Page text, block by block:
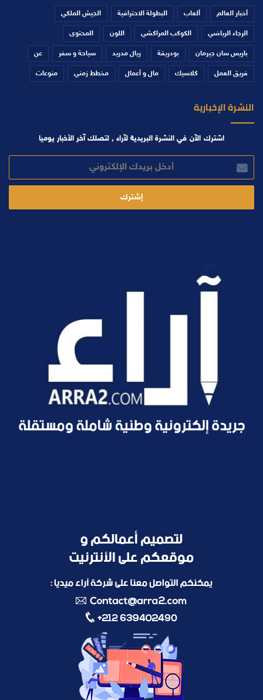
أخبار العالم ألعاب البطولة الاحترافية الجيش الملكي
الرجاء الرياضي الكوكب المراكشي اللون المحتوى
باريس سان جيرمان بودريقة ريال مدريد سياحة و سفر عن
فريق العمل كلاسيك مال و أعمال مخطط زمني منوعات
النشرة الإخبارية
اشترك الآن في النشرة البريدية لآراء , لتصلك آخر الأخبار يوميا
بريدك
الإلكتروني